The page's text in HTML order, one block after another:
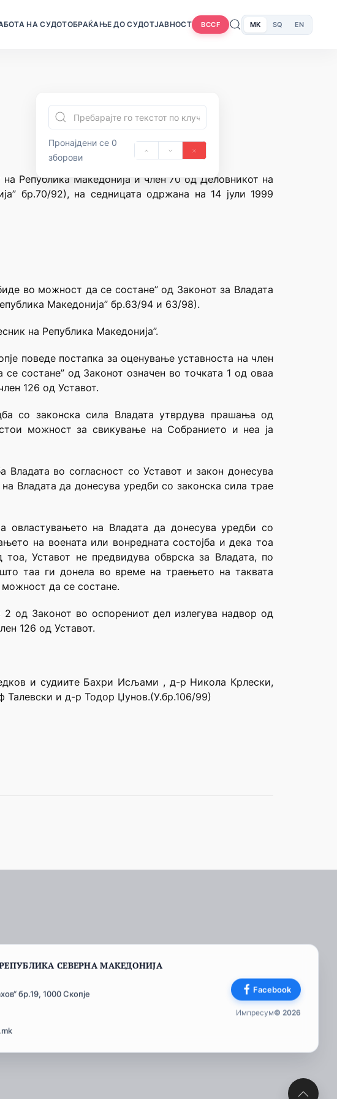
НА СУДОТОБРАЌАЊЕ ДО СУДОТЈАВНОСТ BCCF MK SQ EN
Пронајдени се 0
зборови
Република Македонија и член 70 од Деловникот на
бр.70/92), на седницата одржана на 14 јули 1999
во можност да се состане” од Законот за Владата
Македонија” бр.63/94 и 63/98).
на Република Македонија”.
поведе постапка за оценување уставноста на член
состане” од Законот означен во точката 1 од оваа
126 од Уставот.
со законска сила Владата утврдува прашања од
можност за свикување на Собранието и неа ја
во согласност со Уставот и закон донесува
Владата да донесува уредби со законска сила трае
овластувањето на Владата да донесува уредби со
на воената или вонредната состојба и дека тоа
Уставот не предвидува обврска за Владата, по
таа ги донела во време на траењето на таквата
да се состане.
од Законот во оспорениот дел излегува надвор од
126 од Уставот.
и судиите Бахри Исљами , д-р Никола Крлески,
и д-р Тодор Џунов.(У.бр.106/99)
СЕВЕРНА МАКЕДОНИЈА
бр.19, 1000 Скопје
Facebook
Импресум© 2026